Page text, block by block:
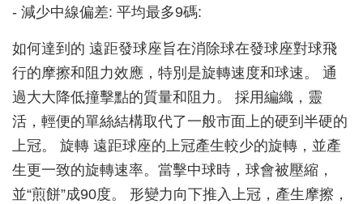
- 減少中線偏差: 平均最多9碼:
如何達到的 遠距發球座旨在消除球在發球座對球飛
行的摩擦和阻力效應，特別是旋轉速度和球速。 通
過大大降低撞擊點的質量和阻力。 採用編織，靈
活，輕便的單絲結構取代了一般市面上的硬到半硬的
上冠。 旋轉 遠距球座的上冠產生較少的旋轉，並產
生更一致的旋轉速率。當擊中球時，球會被壓縮，
並“煎餅”成90度。 形變力向下推入上冠，產生摩擦，